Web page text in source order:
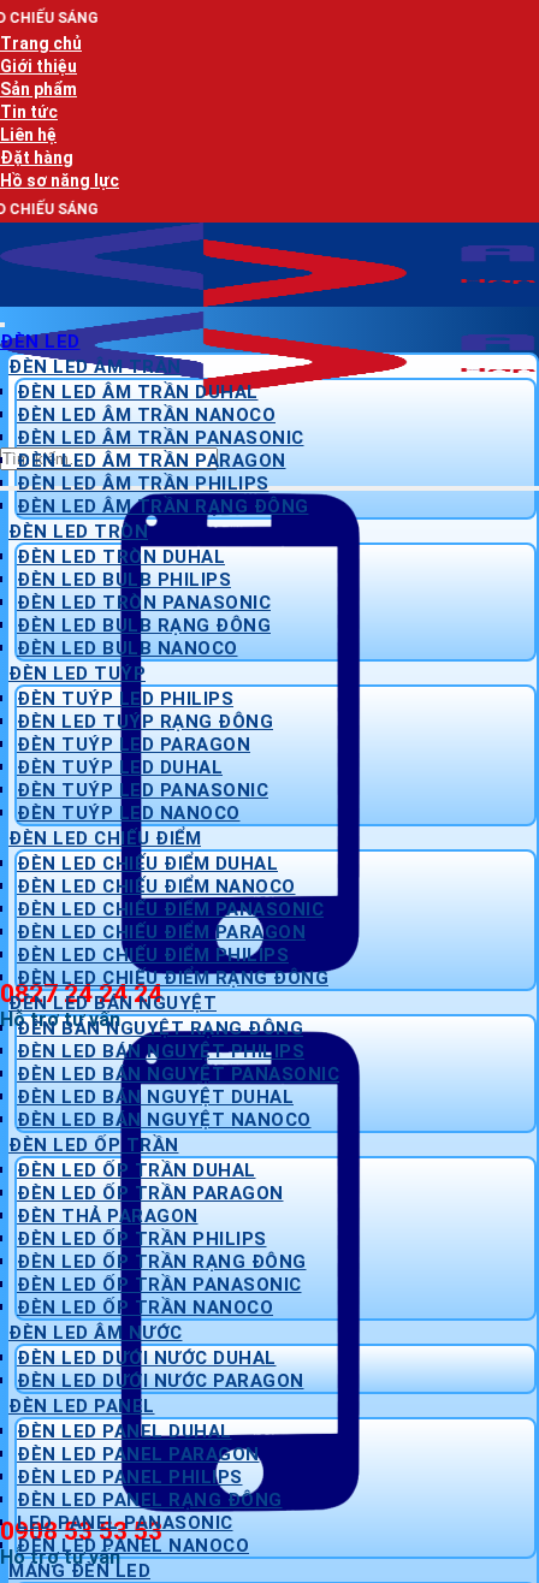
Bỏ
qua
nội
dung
Trang chủ
Giới thiệu
Sản phẩm
Tin tức
Liên hệ
Đặt hàng
Hồ sơ năng lực
Tìm
kiếm:
0827 24 24 24
Hỗ trợ tư vấn
0908 53 53 53
Hỗ trợ tư vấn
ĐÈN LED
ĐÈN LED ÂM TRẦN
ĐÈN LED ÂM TRẦN DUHAL
ĐÈN LED ÂM TRẦN NANOCO
ĐÈN LED ÂM TRẦN PANASONIC
ĐÈN LED ÂM TRẦN PARAGON
ĐÈN LED ÂM TRẦN PHILIPS
ĐÈN LED ÂM TRẦN RẠNG ĐÔNG
ĐÈN LED TRÒN
ĐÈN LED TRÒN DUHAL
ĐÈN LED BULB PHILIPS
ĐÈN LED TRÒN PANASONIC
ĐÈN LED BULB RẠNG ĐÔNG
ĐÈN LED BULB NANOCO
ĐÈN LED TUÝP
ĐÈN TUÝP LED PHILIPS
ĐÈN LED TUÝP RẠNG ĐÔNG
ĐÈN TUÝP LED PARAGON
ĐÈN TUÝP LED DUHAL
ĐÈN TUÝP LED PANASONIC
ĐÈN TUÝP LED NANOCO
ĐÈN LED CHIẾU ĐIỂM
ĐÈN LED CHIẾU ĐIỂM DUHAL
ĐÈN LED CHIẾU ĐIỂM NANOCO
ĐÈN LED CHIẾU ĐIỂM PANASONIC
ĐÈN LED CHIẾU ĐIỂM PARAGON
ĐÈN LED CHIẾU ĐIỂM PHILIPS
ĐÈN LED CHIẾU ĐIỂM RẠNG ĐÔNG
ĐÈN LED BÁN NGUYỆT
ĐÈN BÁN NGUYỆT RẠNG ĐÔNG
ĐÈN LED BÁN NGUYỆT PHILIPS
ĐÈN LED BÁN NGUYỆT PANASONIC
ĐÈN LED BÁN NGUYỆT DUHAL
ĐÈN LED BÁN NGUYỆT NANOCO
ĐÈN LED ỐP TRẦN
ĐÈN LED ỐP TRẦN DUHAL
ĐÈN LED ỐP TRẦN PARAGON
ĐÈN THẢ PARAGON
ĐÈN LED ỐP TRẦN PHILIPS
ĐÈN LED ỐP TRẦN RẠNG ĐÔNG
ĐÈN LED ỐP TRẦN PANASONIC
ĐÈN LED ỐP TRẦN NANOCO
ĐÈN LED ÂM NƯỚC
ĐÈN LED DƯỚI NƯỚC DUHAL
ĐÈN LED DƯỚI NƯỚC PARAGON
ĐÈN LED PANEL
ĐÈN LED PANEL DUHAL
ĐÈN LED PANEL PARAGON
ĐÈN LED PANEL PHILIPS
ĐÈN LED PANEL RẠNG ĐÔNG
LED PANEL PANASONIC
ĐÈN LED PANEL NANOCO
MÁNG ĐÈN LED